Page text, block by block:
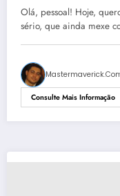
Olá, pessoal! Hoje,
sério, que ainda mexe
Consulte Mais Informação